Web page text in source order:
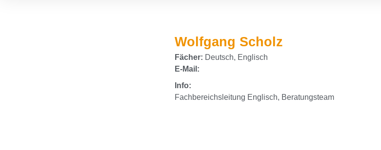
Wolfgang Scholz
Fächer: Deutsch, Englisch
E-Mail:
Info:
Fachbereichsleitung Englisch, Beratungsteam